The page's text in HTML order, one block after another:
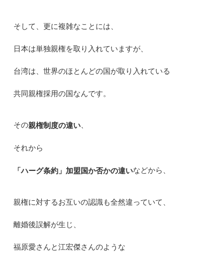
そして、更に複雑なことには、
日本は単独親権を取り入れていますが、
台湾は、世界のほとんどの国が取り入れている
共同親権採用の国なんです。
その親権制度の違い、
それから
「ハーグ条約」加盟国か否かの違いなどから、
親権に対するお互いの認識も全然違っていて、
離婚後誤解が生じ、
福原愛さんと江宏傑さんのような